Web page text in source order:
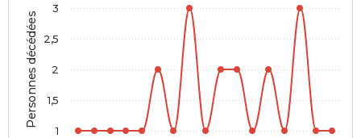
Personnes décédées
1
1,5
2
2,5
3